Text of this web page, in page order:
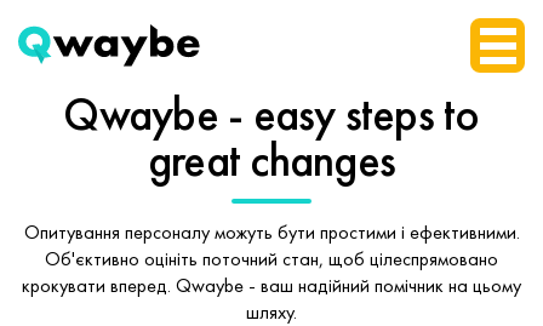
Qwaybe - easy stepsto
great changes
Опитування персоналу можуть бути простими і ефективними.
Об'єктивно оцініть поточний стан, щоб цілеспрямовано
крокувати вперед. Qwaybe - ваш надійний помічник на цьому
шляху.